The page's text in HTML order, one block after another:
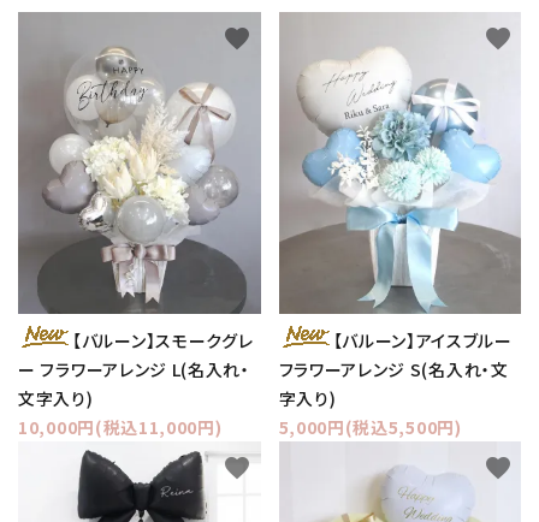
【バルーン】スモークグレ
ー フラワーアレンジ L(名入れ・
文字入り)
10,000円(税込11,000円)
favorite
【バルーン】アイスブルー
フラワーアレンジ S(名入れ・文
字入り)
5,000円(税込5,500円)
favorite
favorite favorite